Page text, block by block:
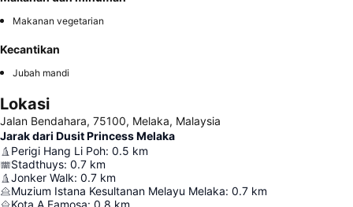
Makanan vegetarian
Kecantikan
Jubah mandi
Lokasi
Jalan Bendahara, 75100, Melaka, Malaysia
Jarak dari Dusit Princess Melaka
Perigi Hang Li Poh: 0.5 km
Stadthuys: 0.7 km
Jonker Walk: 0.7 km
Muzium Istana Kesultanan Melayu Melaka: 0.7 km
Kota A Famosa: 0.8 km